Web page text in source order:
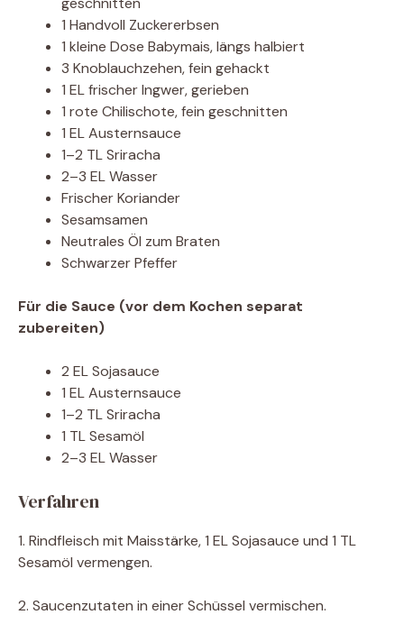
1 Handvoll Zuckererbsen
1 kleine Dose Babymais, längs halbiert
3 Knoblauchzehen, fein gehackt
1 EL frischer Ingwer, gerieben
1 rote Chilischote, fein geschnitten
1 EL Austernsauce
1–2 TL Sriracha
2–3 EL Wasser
Frischer Koriander
Sesamsamen
Neutrales Öl zum Braten
Schwarzer Pfeffer
Für die Sauce (vor dem Kochen separat
zubereiten)
2 EL Sojasauce
1 EL Austernsauce
1–2 TL Sriracha
1 TL Sesamöl
2–3 EL Wasser
Verfahren
1. Rindfleisch mit Maisstärke, 1 EL Sojasauce und 1 TL
Sesamöl vermengen.
2. Saucenzutaten in einer Schüssel vermischen.